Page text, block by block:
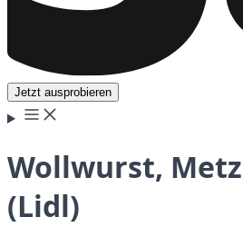
Jetzt ausprobieren
Wollwurst,
(Lidl)